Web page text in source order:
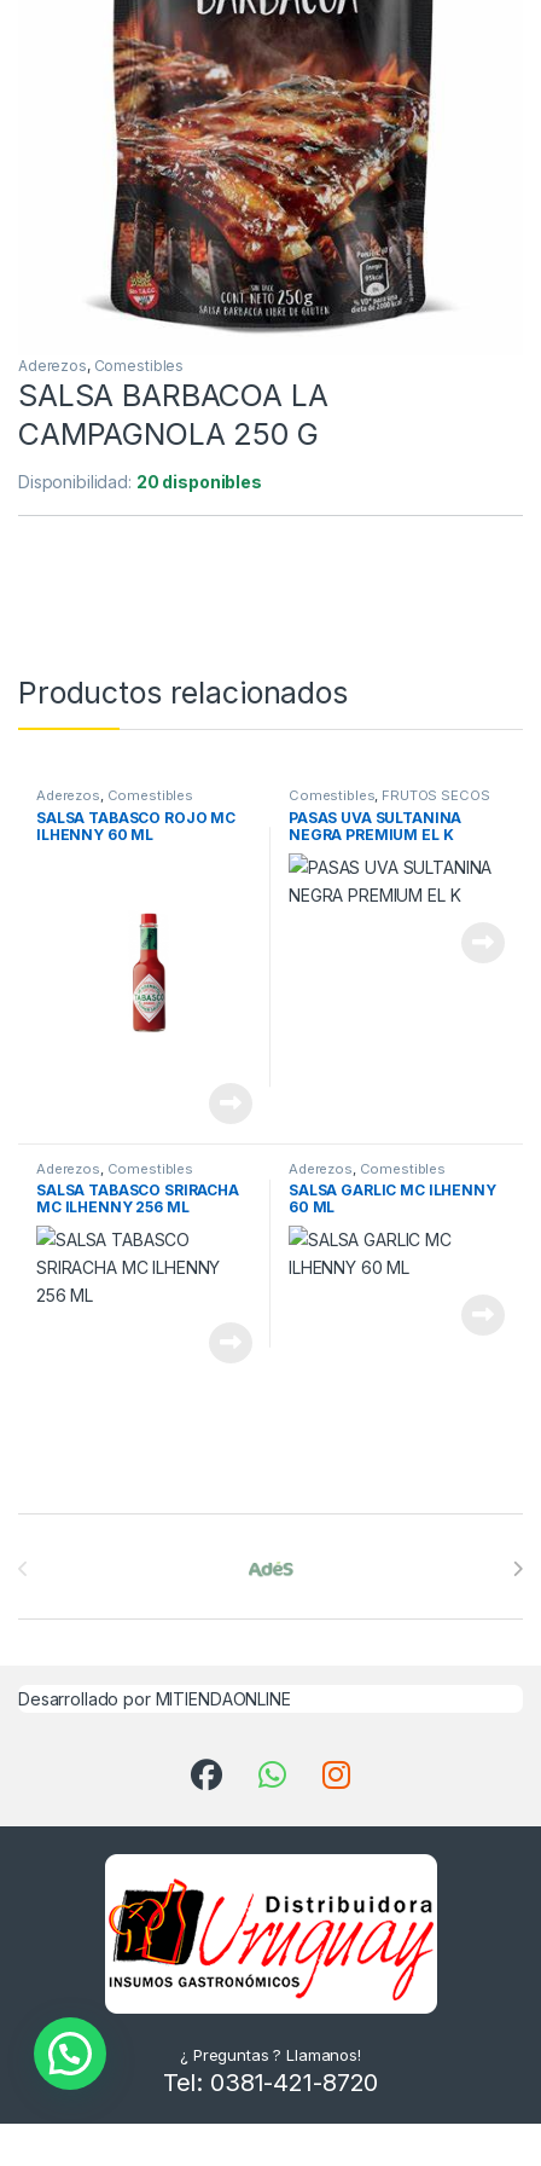
Aderezos, Comestibles
SALSA BARBACOA LA
CAMPAGNOLA 250 G
Disponibilidad: 20 disponibles
Productos relacionados
Aderezos Comestibles
SALSA TABASCO ROJO MC
ILHENNY 60 ML
Comestibles FRUTOS SECOS
PASAS UVA SULTANINA
NEGRA PREMIUM EL K
Aderezos Comestibles
SALSA TABASCO SRIRACHA
MC ILHENNY 256 ML
Aderezos Comestibles
SALSA GARLIC MC ILHENNY
60 ML
Desarrollado por MITIENDAONLINE
¿ Preguntas ? Llamanos!
Tel: 0381-421-8720